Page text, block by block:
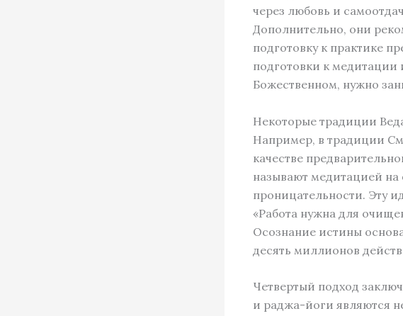
через любовь и
Дополнительно, они
подготовку к практике
подготовки к медитации
Божественном, нужно
Некоторые традиции
Например, в традиции
качестве
называют медитацией
проницательности. Эту
«Работа нужна для
Осознание истины
десять миллионов
Четвертый подход
и раджа-йоги являются